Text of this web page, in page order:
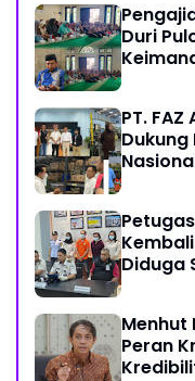
Duri
PT. FAZ
Diduga
Menhut
Peran